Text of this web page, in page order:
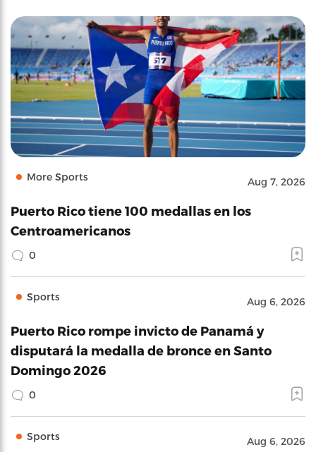
More Sports Aug 7, 2026
Puerto Rico tiene 100 medallas en los
Centroamericanos
0
Sports Aug 6, 2026
Puerto Rico rompe invicto de Panamá y
disputará la medalla de bronce en Santo
Domingo 2026
0
Sports Aug 6, 2026